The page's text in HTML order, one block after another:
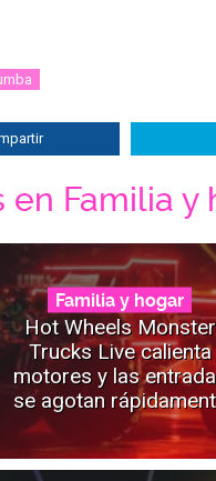
en Familia y
Familia y hogar
Hot Wheels Monster
Trucks Live calienta
motores y las
se agotan